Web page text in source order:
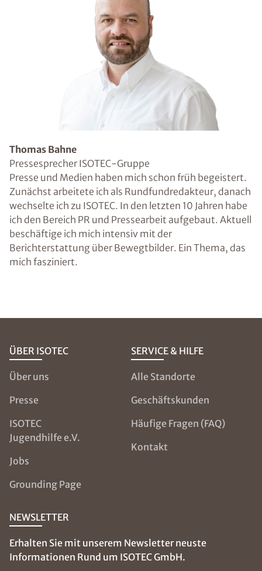
Thomas Bahne
Pressesprecher ISOTEC-Gruppe
Presse und Medien haben mich schon früh begeistert.
Zunächst arbeitete ich als Rundfundredakteur, danach
wechselte ich zu ISOTEC. In den letzten 10 Jahren habe
ich den Bereich PR und Pressearbeit aufgebaut. Aktuell
beschäftige ich mich intensiv mit der
Berichterstattung über Bewegtbilder. Ein Thema, das
mich fasziniert.
ÜBER ISOTEC
Über uns
Presse
ISOTEC
Jugendhilfe e.V.
Jobs
Grounding Page
SERVICE & HILFE
Alle Standorte
Geschäftskunden
Häufige Fragen (FAQ)
Kontakt
NEWSLETTER
Erhalten Sie mit unserem Newsletter neuste
Informationen Rund um ISOTEC GmbH.